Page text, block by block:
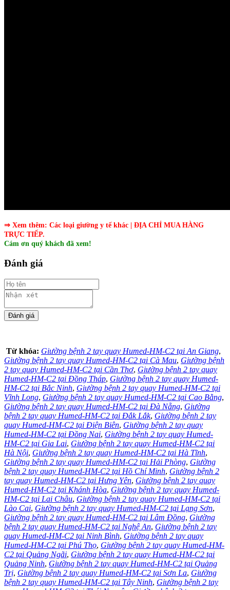
⇒ Xem thêm: Các loại giường y tế khác | ĐỊA CHỈ MUA HÀNG
TRỰC TIẾP.
Cám ơn quý khách đã xem!
Đánh giá
Từ khóa: Giường bệnh 2 tay quay Humed-HM-C2 tại An Giang,
Giường bệnh 2 tay quay Humed-HM-C2 tại Cà Mau, Giường bệnh
2 tay quay Humed-HM-C2 tại Cần Thơ, Giường bệnh 2 tay quay
Humed-HM-C2 tại Đồng Tháp, Giường bệnh 2 tay quay Humed-
HM-C2 tại Bắc Ninh, Giường bệnh 2 tay quay Humed-HM-C2 tại
Vĩnh Long, Giường bệnh 2 tay quay Humed-HM-C2 tại Cao Bằng,
Giường bệnh 2 tay quay Humed-HM-C2 tại Đà Nẵng, Giường
bệnh 2 tay quay Humed-HM-C2 tại Đắk Lắk, Giường bệnh 2 tay
quay Humed-HM-C2 tại Điện Biên, Giường bệnh 2 tay quay
Humed-HM-C2 tại Đồng Nai, Giường bệnh 2 tay quay Humed-
HM-C2 tại Gia Lai, Giường bệnh 2 tay quay Humed-HM-C2 tại
Hà Nội, Giường bệnh 2 tay quay Humed-HM-C2 tại Hà Tĩnh,
Giường bệnh 2 tay quay Humed-HM-C2 tại Hải Phòng, Giường
bệnh 2 tay quay Humed-HM-C2 tại Hồ Chí Minh, Giường bệnh 2
tay quay Humed-HM-C2 tại Hưng Yên, Giường bệnh 2 tay quay
Humed-HM-C2 tại Khánh Hòa, Giường bệnh 2 tay quay Humed-
HM-C2 tại Lai Châu, Giường bệnh 2 tay quay Humed-HM-C2 tại
Lào Cai, Giường bệnh 2 tay quay Humed-HM-C2 tại Lạng Sơn,
Giường bệnh 2 tay quay Humed-HM-C2 tại Lâm Đồng, Giường
bệnh 2 tay quay Humed-HM-C2 tại Nghệ An, Giường bệnh 2 tay
quay Humed-HM-C2 tại Ninh Bình, Giường bệnh 2 tay quay
Humed-HM-C2 tại Phú Thọ, Giường bệnh 2 tay quay Humed-HM-
C2 tại Quảng Ngãi, Giường bệnh 2 tay quay Humed-HM-C2 tại
Quảng Ninh, Giường bệnh 2 tay quay Humed-HM-C2 tại Quảng
Trị, Giường bệnh 2 tay quay Humed-HM-C2 tại Sơn La, Giường
bệnh 2 tay quay Humed-HM-C2 tại Tây Ninh, Giường bệnh 2 tay